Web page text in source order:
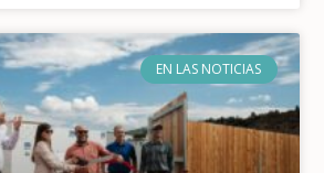
EN LAS NOTICIAS